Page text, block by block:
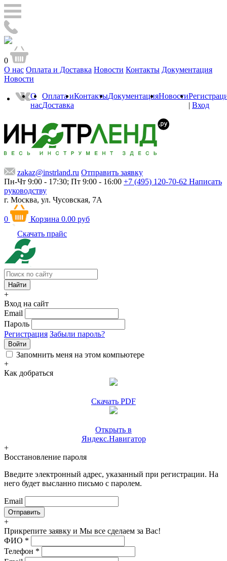
0
О нас Оплата и Доставка Новости Контакты Документация
Новости
О
нас
Оплата и
Доставка
КонтактыДокументацияНовости
| Вход
zakaz@instrland.ru Отправить заявку
Пн-Чт 9:00 - 17:30; Пт 9:00 - 16:00 +7 (495) 120-70-62 Написать
руководству
г. Москва, ул. Чусовская, 7А
0 Корзина 0.00 руб
Скачать прайс
+
Вход на сайт
Email
Пароль
Регистрация Забыли пароль?
Войти
Запомнить меня на этом компьютере
+
Как добраться
Скачать PDF
Открыть в
Яндекс.Навигатор
+
Восстановление пароля
Введите электронный адрес, указанный при регистрации. На
него будет высланно письмо с паролем.
Email
+
Прикрепите заявку и Мы все сделаем за Вас!
ФИО *
Телефон *